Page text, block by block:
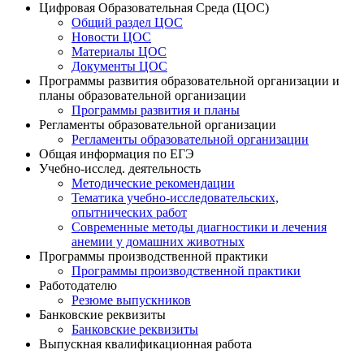
Цифровая Образовательная Среда (ЦОС)
Общий раздел ЦОС
Новости ЦОС
Материалы ЦОС
Документы ЦОС
Программы развития образовательной организации и
планы образовательной организации
Программы развития и планы
Регламенты образовательной организации
Регламенты образовательной организации
Общая информация по ЕГЭ
Учебно-исслед. деятельность
Методические рекомендации
Тематика учебно-исследовательских,
опытнических работ
Современные методы диагностики и лечения
анемии у домашних животных
Программы производственной практики
Программы производственной практики
Работодателю
Резюме выпускников
Банковские реквизиты
Банковские реквизиты
Выпускная квалификационная работа